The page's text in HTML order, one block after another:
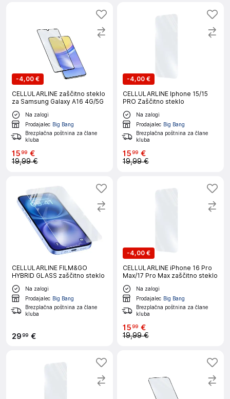
-4,00 €
CELLULARLINE zaščitno steklo
za Samsung Galaxy A16 4G/5G
Na zalogi
Prodajalec Big Bang
Brezplačna poštnina za člane
kluba
1599 €
19,99 €
-4,00 €
CELLULARLINE Iphone 15/15
PRO Zaščitno steklo
Na zalogi
Prodajalec Big Bang
Brezplačna poštnina za člane
kluba
1599 €
19,99 €
CELLULARLINE FILM&GO
HYBRID GLASS zaščitno steklo
Na zalogi
Prodajalec Big Bang
Brezplačna poštnina za člane
kluba
2999 €
-4,00 €
CELLULARLINE iPhone 16 Pro
Max/17 Pro Max zaščitno steklo
Na zalogi
Prodajalec Big Bang
Brezplačna poštnina za člane
kluba
1599 €
19,99 €